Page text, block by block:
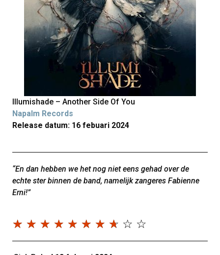
Illumishade – Another Side Of You
Napalm Records
Release datum: 16 febuari 2024
“En dan hebben we het nog niet eens gehad over de
echte ster binnen de band, namelijk zangeres Fabienne
Erni!”
☆ ☆ ☆ ☆ ☆ ☆ ☆ ☆ ☆ ☆